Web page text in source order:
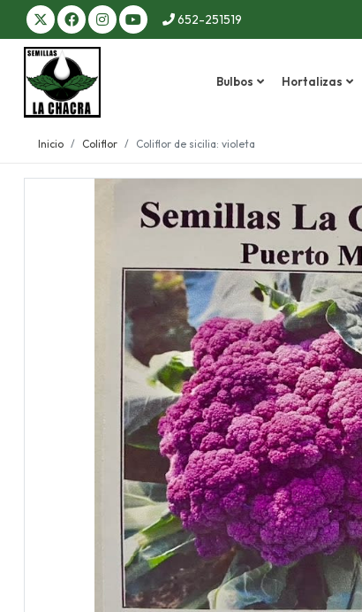
652-251519
Bulbos Hortalizas
Inicio Coliflor Coliflor de sicilia: violeta